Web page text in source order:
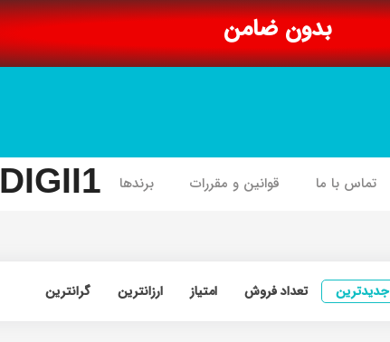
بدون ضامن
تماس با ما قوانین و مقررات برندها DIGII1
جدیدترین تعداد فروش امتیاز ارزانترین گرانترین